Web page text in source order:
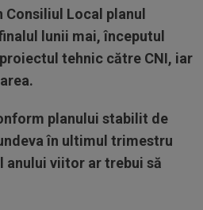
Consiliul Local planul
lunii mai, începutul
tehnic către CNI, iar
planului stabilit de
în ultimul trimestru
anului viitor ar trebui să